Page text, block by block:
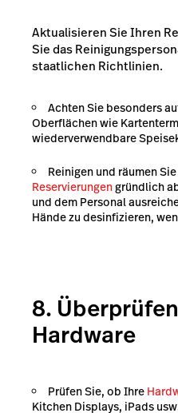
Aktualisieren Sie Ihren
Sie das
staatlichen Richtlinien.
Achten Sie besonders
Oberflächen wie
wiederverwendbare
Reinigen und räumen
Reservierungengründlich
und dem Personal
Hände zu desinfizieren,
8.
Hardware
Prüfen Sie, ob Ihre
Kitchen Displays, iPads